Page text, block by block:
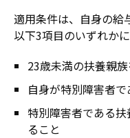
適用条件は、自身の給
以下3項目のいずれか
23歳未満の扶養親
自身が特別障害者で
特別障害者である
ること